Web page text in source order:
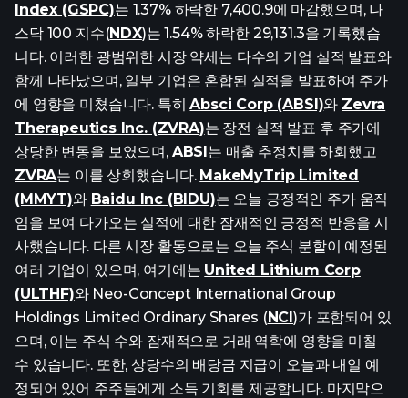
Index (GSPC)는 1.37% 하락한 7,400.9에 마감했으며, 나
스닥 100 지수(NDX)는 1.54% 하락한 29,131.3을 기록했습
니다. 이러한 광범위한 시장 약세는 다수의 기업 실적 발표와
함께 나타났으며, 일부 기업은 혼합된 실적을 발표하여 주가
에 영향을 미쳤습니다. 특히Absci Corp (ABSI)와 Zevra
Therapeutics Inc. (ZVRA)는 장전 실적 발표 후 주가에
상당한 변동을 보였으며, ABSI는 매출 추정치를 하회했고
ZVRA는 이를 상회했습니다. MakeMyTrip Limited
(MMYT)와 Baidu Inc (BIDU)는 오늘 긍정적인 주가 움직
임을 보여 다가오는 실적에 대한 잠재적인 긍정적 반응을 시
사했습니다. 다른 시장 활동으로는 오늘 주식 분할이 예정된
여러 기업이 있으며, 여기에는 United Lithium Corp
(ULTHF)와 Neo-Concept International Group
Holdings Limited Ordinary Shares (NCI)가 포함되어 있
으며, 이는 주식 수와 잠재적으로 거래 역학에 영향을 미칠
수 있습니다. 또한, 상당수의 배당금 지급이 오늘과 내일 예
정되어 있어 주주들에게 소득 기회를 제공합니다. 마지막으